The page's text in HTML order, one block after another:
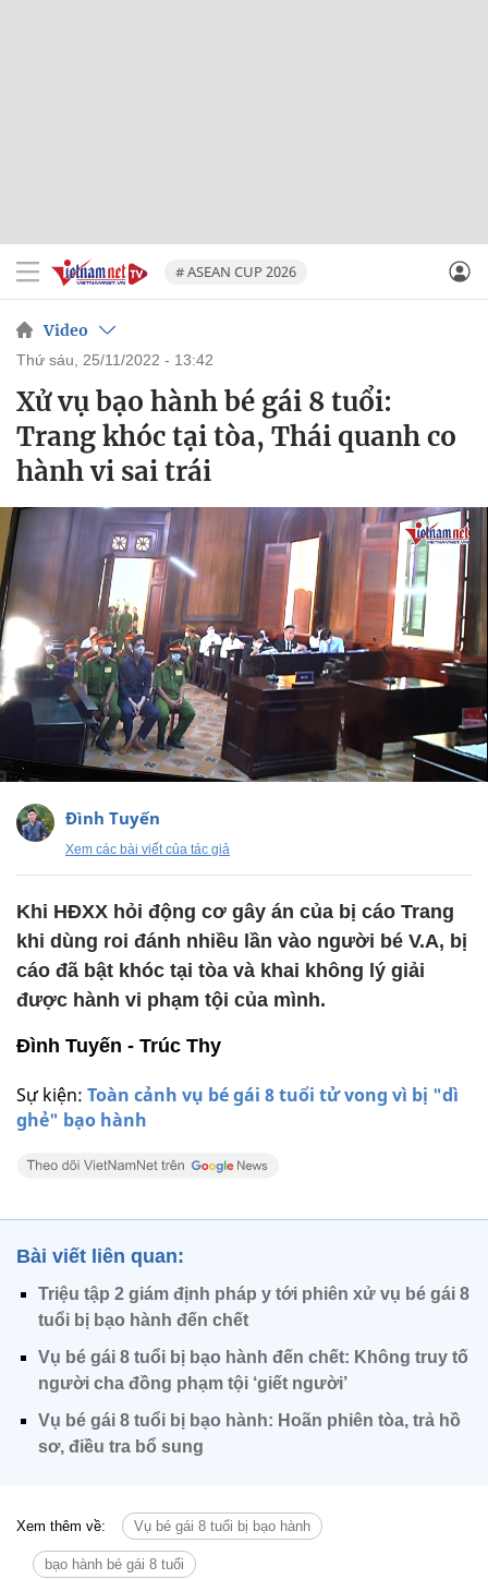
# ASEAN CUP 2026
Video
thứ sáu, 25/11/2022 - 13:42
Xử vụ bạo hành bé gái 8 tuổi:
Trang khóc tại tòa, Thái quanh co
hành vi sai trái
Đình Tuyến
Xem các bài viết của tác giả
Sự kiện: Toàn cảnh vụ bé gái 8 tuổi tử vong vì bị "dì
ghẻ" bạo hành
Khi HĐXX hỏi động cơ gây án của bị cáo Trang
khi dùng roi đánh nhiều lần vào người bé V.A, bị
cáo đã bật khóc tại tòa và khai không lý giải
được hành vi phạm tội của mình.
Đình Tuyến - Trúc Thy
Bài viết liên quan:
Triệu tập 2 giám định pháp y tới phiên xử vụ bé gái 8
tuổi bị bạo hành đến chết
Vụ bé gái 8 tuổi bị bạo hành đến chết: Không truy tố
người cha đồng phạm tội ‘giết người’
Vụ bé gái 8 tuổi bị bạo hành: Hoãn phiên tòa, trả hồ
sơ, điều tra bổ sung
Xem thêm về: Vụ bé gái 8 tuổi bị bạo hành
bạo hành bé gái 8 tuổi